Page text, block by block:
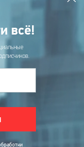
всё!